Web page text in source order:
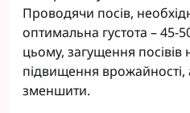
Проводячи посів,
оптимальна густота – 45-
цьому, загущення посівів
підвищення врожайності,
зменшити.